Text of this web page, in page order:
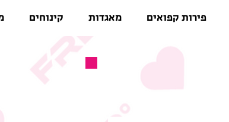
פירות קפואים מאגדות קינוחים